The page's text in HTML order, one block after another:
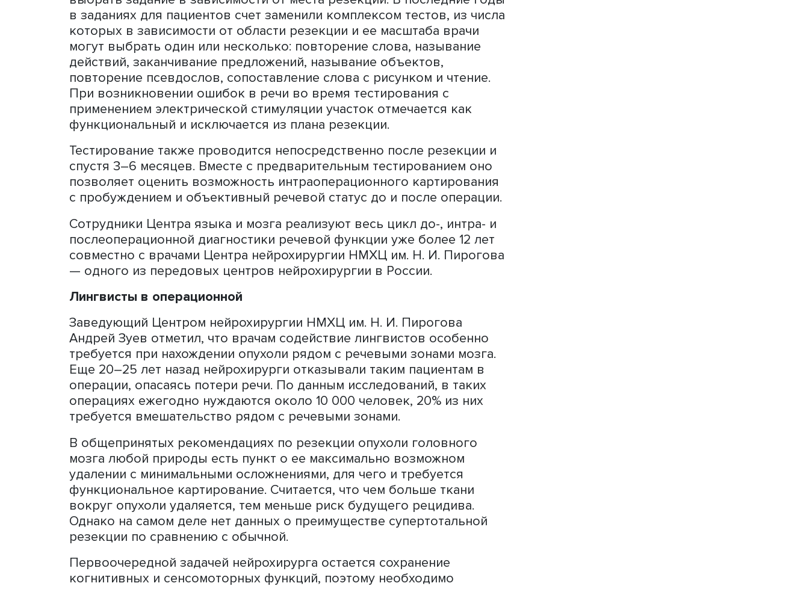
оставаться внутри опухоли, а перераспределяться вокруг нее, при
этом в формирование речи могут вовлекаться и другие области
мозга. Тем не менее многим пациентам требуется удаление опухоли.
Опыт проведения операций по ее резекции «с пробуждением»
показал, что они позволяют увеличить объем удаления, снизить риск
рецидива, сократить время госпитализации, вероятность речевого
дефицита и период реабилитации.
Для качественного интраоперационного тестирования необходимо
провести специальную подготовку — предоперационное
тестирование. Учитывая, что картируется не абстрактная речевая
зона, а релевантный для конкретного участка мозга компонент языка,
необходима батарея тестов, предоставляющая хирургу возможность
выбрать задание в зависимости от места резекции. В последние годы
в заданиях для пациентов счет заменили комплексом тестов, из числа
которых в зависимости от области резекции и ее масштаба врачи
могут выбрать один или несколько: повторение слова, называние
действий, заканчивание предложений, называние объектов,
повторение псевдослов, сопоставление слова с рисунком и чтение.
При возникновении ошибок в речи во время тестирования с
применением электрической стимуляции участок отмечается как
функциональный и исключается из плана резекции.
Тестирование также проводится непосредственно после резекции и
спустя 3–6 месяцев. Вместе с предварительным тестированием оно
позволяет оценить возможность интраоперационного картирования
с пробуждением и объективный речевой статус до и после операции.
Сотрудники Центра языка и мозга реализуют весь цикл до-, интра- и
послеоперационной диагностики речевой функции уже более 12 лет
совместно с врачами Центра нейрохирургии НМХЦ им. Н. И. Пирогова
— одного из передовых центров нейрохирургии в России.
Лингвисты в операционной